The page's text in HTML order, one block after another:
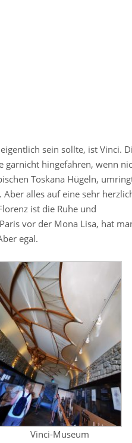
sein sollte, ist Vinci.
garnicht hingefahren, wenn
Toskana Hügeln,
alles auf eine sehr
ist die Ruhe und
vor der Mona Lisa, hat
egal.
Vinci-Museum